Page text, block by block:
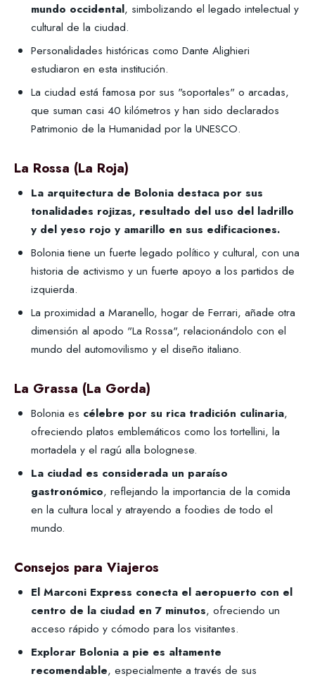
mundo occidental, simbolizando el legado intelectual y
cultural de la ciudad.
Personalidades históricas como Dante Alighieri
estudiaron en esta institución.
La ciudad está famosa por sus "soportales" o arcadas,
que suman casi 40 kilómetros y han sido declarados
Patrimonio de la Humanidad por la UNESCO.
La Rossa (La Roja)
La arquitectura de Bolonia destaca por sus
tonalidades rojizas, resultado del uso del ladrillo
y del yeso rojo y amarillo en sus edificaciones.
Bolonia tiene un fuerte legado político y cultural, con una
historia de activismo y un fuerte apoyo a los partidos de
izquierda.
La proximidad a Maranello, hogar de Ferrari, añade otra
dimensión al apodo "La Rossa", relacionándolo con el
mundo del automovilismo y el diseño italiano.
La Grassa (La Gorda)
Bolonia es célebre por su rica tradición culinaria,
ofreciendo platos emblemáticos como los tortellini, la
mortadela y el ragú alla bolognese.
La ciudad es considerada un paraíso
gastronómico, reflejando la importancia de la comida
en la cultura local y atrayendo a foodies de todo el
mundo.
Consejos para Viajeros
El Marconi Express conecta el aeropuerto con el
centro de la ciudad en 7 minutos, ofreciendo un
acceso rápido y cómodo para los visitantes.
Explorar Bolonia a pie es altamente
recomendable, especialmente a través de sus